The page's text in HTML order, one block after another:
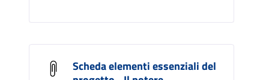
Scheda elementi essenziali del